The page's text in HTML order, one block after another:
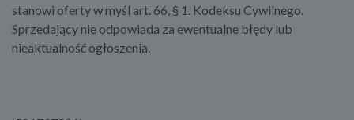
stanowi oferty w myśl art. 66, § 1. Kodeksu Cywilnego.
Sprzedający nie odpowiada za ewentualne błędy lub
nieaktualność ogłoszenia.